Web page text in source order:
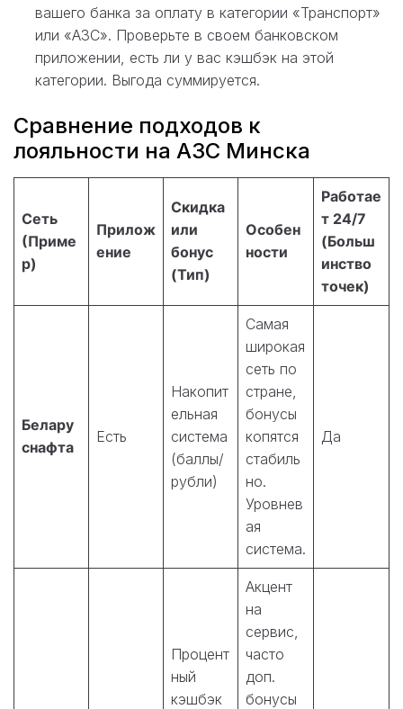
вашего банка за оплату в категории «Транспорт»
или «АЗС». Проверьте в своем банковском
приложении, есть ли у вас кэшбэк на этой
категории. Выгода суммируется.
Сравнение подходов к
лояльности на АЗС Минска
Сеть
(Приме
р)
Прилож
ение
Скидка
или
бонус
(Тип)
Особен
ности
Работае
т 24/7
(Больш
инство
точек)
Белару
снафта
Есть
Накопит
ельная
система
(баллы/
рубли)
Самая
широкая
сеть по
стране,
бонусы
копятся
стабиль
но.
Уровнев
ая
система.
Да
Процент
ный
кэшбэк
Акцент
на
сервис,
часто
доп.
бонусы